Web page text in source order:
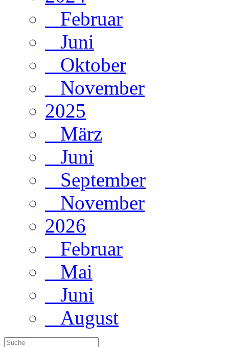
Februar
Juni
Oktober
November
2025
März
Juni
September
November
2026
Februar
Mai
Juni
August